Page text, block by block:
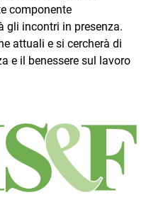
componente
gli incontri in presenza.
attuali e si cercherà di
e il benessere sul lavoro